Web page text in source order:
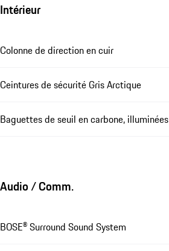
Intérieur
Colonne de direction en cuir
Ceintures de sécurité Gris Arctique
Baguettes de seuil en carbone, illuminées
Audio / Comm.
BOSE® Surround Sound System